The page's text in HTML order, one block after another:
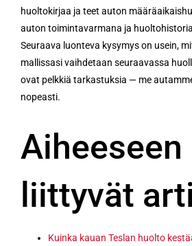
huoltokirjaa ja teet auton
auton toimintavarmana ja
Seuraava luonteva kysymys on usein,
mallissasi vaihdetaan seuraavassa
ovat pelkkiä tarkastuksia — me
nopeasti.
Aiheeseen
liittyvät
Kuinka kauan Teslan huolto